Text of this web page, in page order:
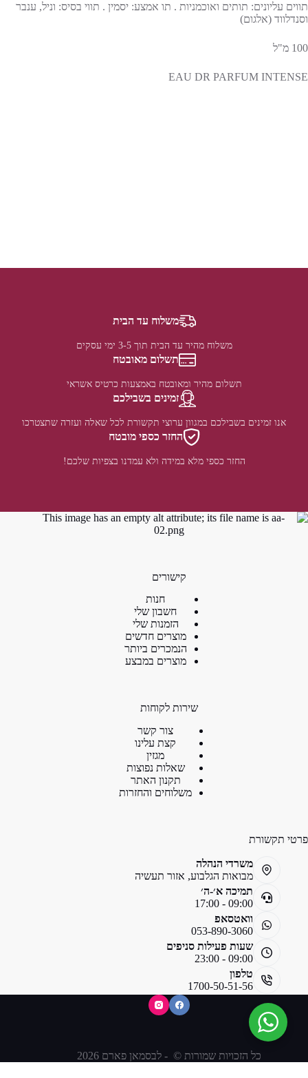
תווים עליונים: תותים ואוכמניות . תו אמצע: יסמין . תווי בסיס: וניל, ענבר
וסנדלווד (אלגום)
100 מ"ל
EAU DR PARFUM INTENSE
משלוח עד הבית
משלוח מהיר עד הבית תוך 3-5 ימי עסקים
תשלום מאובטח
תשלום מהיר ומאובטח באמצעות כרטיס אשראי
זמינים בשבילכם
אנו זמינים בשבילכם במגוון ערוצי תקשורת לכל שאלה ועזרה שתצטרכו
החזר כספי מובטח
החזר כספי מלא במידה ולא עמדנו בצפיות שלכם!
קישורים
חנות
חשבון שלי
הזמנות שלי
מוצרים חדשים
הנמכרים ביותר
מוצרים במבצע
שירות לקוחות
צור קשר
קצת עלינו
מגזין
שאלות נפוצות
תקנון האתר
משלוחים והחזרות
פרטי תקשורת
משרדי הנהלה
מבואות הגלבוע, אזור תעשיה
תמיכה א׳-ה׳
09:00 - 17:00
וואטסאפ
053-890-3060
שעות פעילות סניפים
09:00 - 23:00
טלפון
1700-50-51-56
כל הזכויות שמורות © - לבסמאן פארם 2026